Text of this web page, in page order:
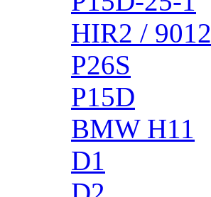
HIR2 / 9012
P26S
P15D
BMW H11
D1